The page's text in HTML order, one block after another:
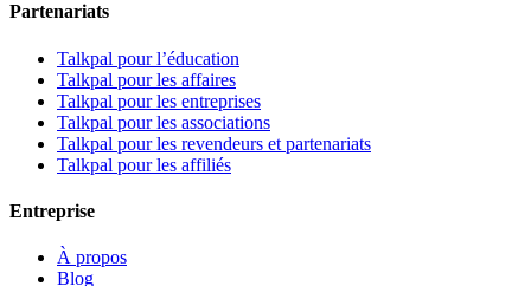
Partenariats
Talkpal pour l’éducation
Talkpal pour les affaires
Talkpal pour les entreprises
Talkpal pour les associations
Talkpal pour les revendeurs et partenariats
Talkpal pour les affiliés
Entreprise
À propos
Blog